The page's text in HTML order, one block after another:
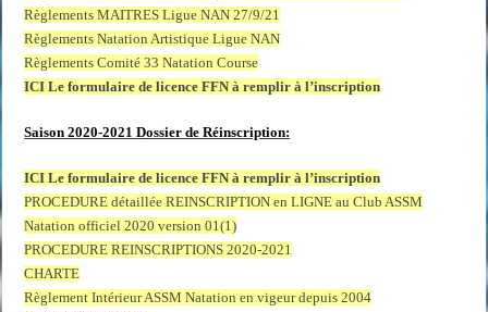
Règlements MAITRES Ligue NAN 27/9/21
Règlements Natation Artistique Ligue NAN
Règlements Comité 33 Natation Course
ICI Le formulaire de licence FFN à remplir à l’inscription
Saison 2020-2021 Dossier de Réinscription:
ICI Le formulaire de licence FFN à remplir à l’inscription
PROCEDURE détaillée REINSCRIPTION en LIGNE au Club ASSM
Natation officiel 2020 version 01(1)
PROCEDURE REINSCRIPTIONS 2020-2021
CHARTE
Règlement Intérieur ASSM Natation en vigeur depuis 2004